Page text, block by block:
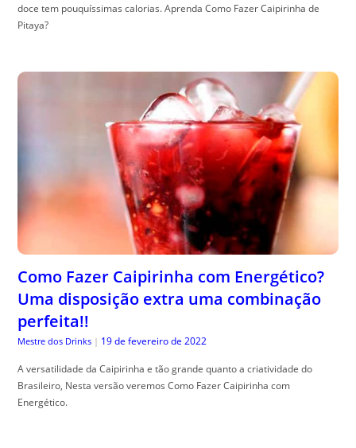
doce tem pouquíssimas calorias. Aprenda Como Fazer Caipirinha de
Pitaya?
Como Fazer Caipirinha com Energético?
Uma disposição extra uma combinação
perfeita!!
Mestre dos Drinks | 19 de fevereiro de 2022
A versatilidade da Caipirinha e tão grande quanto a criatividade do
Brasileiro, Nesta versão veremos Como Fazer Caipirinha com
Energético.